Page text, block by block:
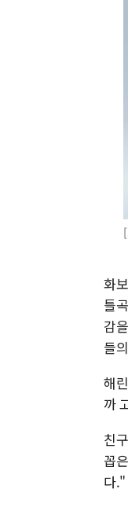
화
틀
감
들
해
까
친
꼽
다